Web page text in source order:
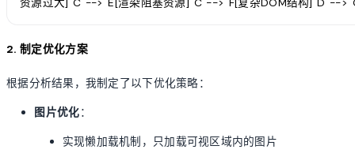
2. 制定优化方案
根据分析结果，我制定了以下优化策略：
图片优化：
实现懒加载机制，只加载可视区域内的图片